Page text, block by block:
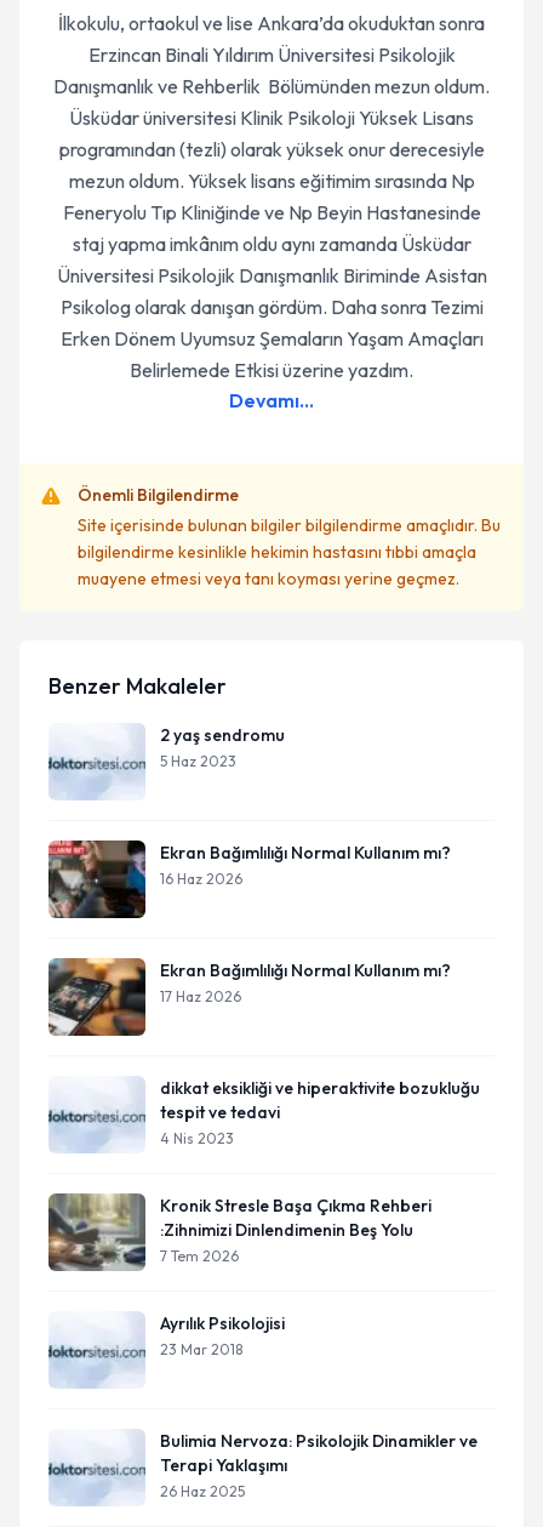
İlkokulu, ortaokul ve lise Ankara’da okuduktan sonra
Erzincan Binali Yıldırım Üniversitesi Psikolojik
Danışmanlık ve Rehberlik Bölümünden mezun oldum.
Üsküdar üniversitesi Klinik Psikoloji Yüksek Lisans
programından (tezli) olarak yüksek onur derecesiyle
mezun oldum. Yüksek lisans eğitimim sırasında Np
Feneryolu Tıp Kliniğinde ve Np Beyin Hastanesinde
staj yapma imkânım oldu aynı zamanda Üsküdar
Üniversitesi Psikolojik Danışmanlık Biriminde Asistan
Psikolog olarak danışan gördüm. Daha sonra Tezimi
Erken Dönem Uyumsuz Şemaların Yaşam Amaçları
Belirlemede Etkisi üzerine yazdım.
Devamı...
Önemli Bilgilendirme
Site içerisinde bulunan bilgiler bilgilendirme amaçlıdır. Bu
bilgilendirme kesinlikle hekimin hastasını tıbbi amaçla
muayene etmesi veya tanı koyması yerine geçmez.
Benzer Makaleler
2 yaş sendromu
5 Haz 2023
Ekran Bağımlılığı Normal Kullanım mı?
16 Haz 2026
Ekran Bağımlılığı Normal Kullanım mı?
17 Haz 2026
dikkat eksikliği ve hiperaktivite bozukluğu
tespit ve tedavi
4 Nis 2023
Kronik Stresle Başa Çıkma Rehberi
:Zihnimizi Dinlendimenin Beş Yolu
7 Tem 2026
Ayrılık Psikolojisi
23 Mar 2018
Bulimia Nervoza: Psikolojik Dinamikler ve
Terapi Yaklaşımı
26 Haz 2025